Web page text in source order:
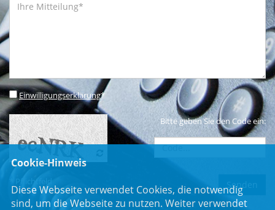
Einwilligungserklärung*
Bitte geben Sie den Code ein:
* Pflichtfeld
Cookie-Hinweis
Diese Webseite verwendet Cookies, die notwendig
sind, um die Webseite zu nutzen. Weiter verwendet